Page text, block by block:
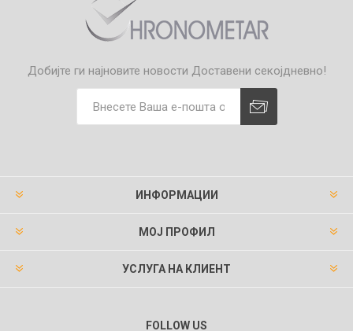
Добијте ги најновите новости Доставени секојдневно!
ИНФОРМАЦИИ
МОЈ ПРОФИЛ
УСЛУГА НА КЛИЕНТ
FOLLOW US